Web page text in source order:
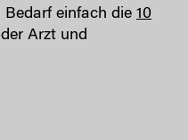
einfach die 10
Arzt und